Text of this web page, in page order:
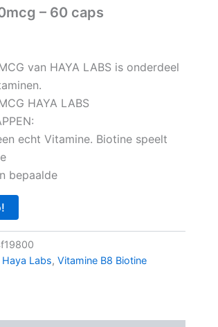
– 60 caps
van HAYA LABS is onderdeel
HAYA LABS
echt Vitamine. Biotine speelt
bepaalde
Haya Labs, Vitamine B8 Biotine